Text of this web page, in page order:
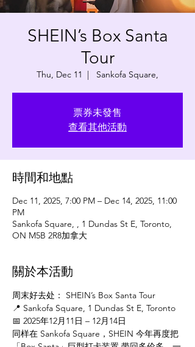
SHEIN’s Box Santa
Tour
Thu, Dec 11
  |
Sankofa Square,
票券未發售
查看其他活動
時間和地點
Dec 11, 2025, 7:00 PM – Dec 14, 2025, 11:00
PM
Sankofa Square, , 1 Dundas St E, Toronto,
ON M5B 2R8加拿大
關於本活動
周末好去处： SHEIN’s Box Santa Tour
📍 Sankofa Square, 1 Dundas St E, Toronto
📅 2025年12月11日 – 12月14日
同样在 Sankofa Square，SHEIN 今年再度把